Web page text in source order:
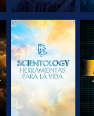
EXPLORA LAS
SERIES